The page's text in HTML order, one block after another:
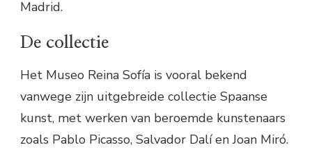
Madrid.
De collectie
Het Museo Reina Sofía is vooral bekend
vanwege zijn uitgebreide collectie Spaanse
kunst, met werken van beroemde kunstenaars
zoals Pablo Picasso, Salvador Dalí en Joan Miró.